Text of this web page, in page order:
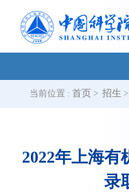
当前位置 : 首页 > 招生 >
2022年上海有
录